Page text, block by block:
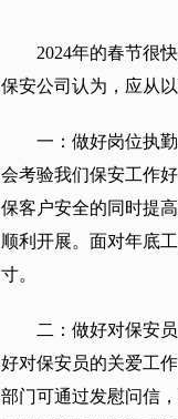
2024年的春节很
保安公司认为，应从
一：做好岗位执
会考验我们保安工作
保客户安全的同时提
顺利开展。面对年底
寸。
二：做好对保安
好对保安员的关爱工
部门可通过发慰问信